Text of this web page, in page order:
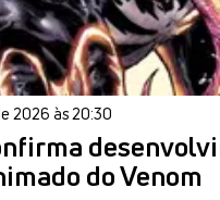
2026 às 20:30
do Venom